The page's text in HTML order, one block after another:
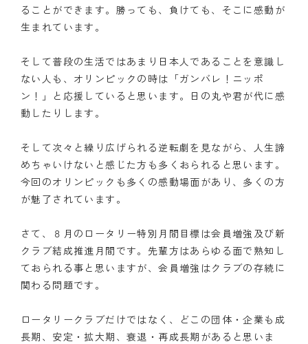
ることができます。勝っても、負けても、そこに感動が
生まれています。
そして普段の生活ではあまり日本人であることを意識し
ない人も、オリンピックの時は「ガンバレ！ニッポ
ン！」と応援していると思います。日の丸や君が代に感
動したりします。
そして次々と繰り広げられる逆転劇を見ながら、人生諦
めちゃいけないと感じた方も多くおられると思います。
今回のオリンピックも多くの感動場面があり、多くの方
が魅了されています。
さて、８月のロータリー特別月間目標は会員増強及び新
クラブ結成推進月間です。先輩方はあらゆる面で熟知し
ておられる事と思いますが、会員増強はクラブの存続に
関わる問題です。
ロータリークラブだけではなく、どこの団体・企業も成
長期、安定・拡大期、衰退・再成長期があると思いま